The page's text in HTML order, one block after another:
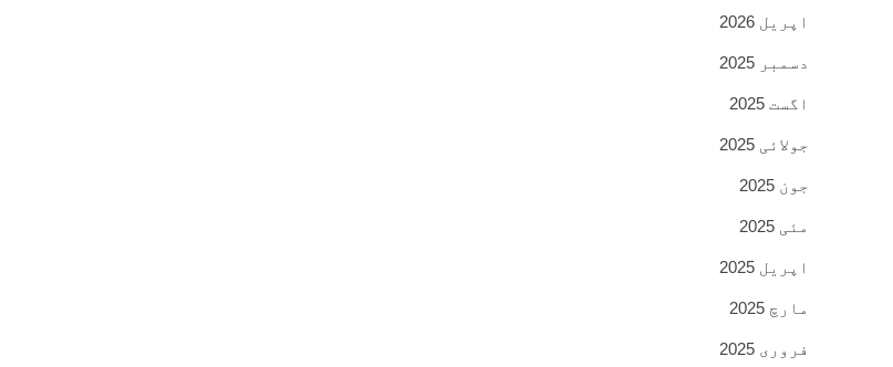
اپریل 2026
دسمبر 2025
اگست 2025
جولائی 2025
جون 2025
مئی 2025
اپریل 2025
مارچ 2025
فروری 2025